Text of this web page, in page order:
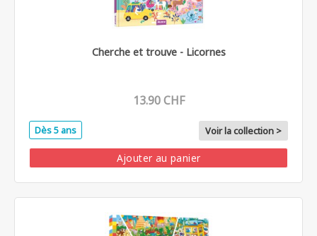
Cherche et trouve - Licornes
13.90 CHF
Dès 5 ans Voir la collection >
Ajouter au panier